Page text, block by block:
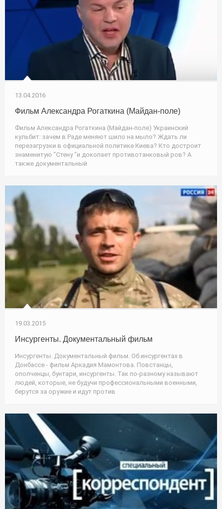
13.04.2016
Фильм Александра Рогаткина (Майдан-поле)
Фильм Александра Рогаткина (Майдан-поле) Украинский
кульбит: зачем в Раде меняют шило на мыло? Ждать ли
перезагрузки в официальной политике Киева? Кто достроит
знаменитую "Стену "и докопает противотанковый ров? А
также документальный
19.03.2015
Инсургенты. Документальный фильм
Инсургенты. Документальный фильм. Об инсургентах в
Донбассе - фильм Аркадия Мамонтова. Повстанцы,
ополченцы, бунтари, инсургенты. Так по-разному называют
людей, которые, не будучи профессиональными военными,
берутся за оружие и идут против